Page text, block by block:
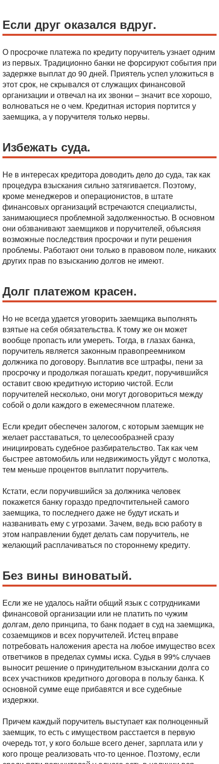
Если друг оказался вдруг.
О просрочке платежа по кредиту поручитель узнает одним
из первых. Традиционно банки не форсируют события при
задержке выплат до 90 дней. Приятель успел уложиться в
этот срок, не скрывался от служащих финансовой
организации и отвечал на их звонки – значит все хорошо,
волноваться не о чем. Кредитная история портится у
заемщика, а у поручителя только нервы.
Избежать суда.
Не в интересах кредитора доводить дело до суда, так как
процедура взыскания сильно затягивается. Поэтому,
кроме менеджеров и операционистов, в штате
финансовых организаций встречаются специалисты,
занимающиеся проблемной задолженностью. В основном
они обзванивают заемщиков и поручителей, объясняя
возможные последствия просрочки и пути решения
проблемы. Работают они только в правовом поле, никаких
других прав по взысканию долгов не имеют.
Долг платежом красен.
Но не всегда удается уговорить заемщика выполнять
взятые на себя обязательства. К тому же он может
вообще пропасть или умереть. Тогда, в глазах банка,
поручитель является законным правопреемником
должника по договору. Выплатив все штрафы, пени за
просрочку и продолжая погашать кредит, поручившийся
оставит свою кредитную историю чистой. Если
поручителей несколько, они могут договориться между
собой о доли каждого в ежемесячном платеже.
Если кредит обеспечен залогом, с которым заемщик не
желает расставаться, то целесообразней сразу
инициировать судебное разбирательство. Так как чем
быстрее автомобиль или недвижимость уйдут с молотка,
тем меньше процентов выплатит поручитель.
Кстати, если поручившийся за должника человек
покажется банку гораздо предпочтительней самого
заемщика, то последнего даже не будут искать и
названивать ему с угрозами. Зачем, ведь всю работу в
этом направлении будет делать сам поручитель, не
желающий расплачиваться по стороннему кредиту.
Без вины виноватый.
Если же не удалось найти общий язык с сотрудниками
финансовой организации или не платить по чужим
долгам, дело принципа, то банк подает в суд на заемщика,
созаемщиков и всех поручителей. Истец вправе
потребовать наложения ареста на любое имущество всех
ответчиков в пределах суммы иска. Судья в 99% случаев
выносит решение о принудительном взыскании долга со
всех участников кредитного договора в пользу банка. К
основной сумме еще прибавятся и все судебные
издержки.
Причем каждый поручитель выступает как полноценный
заемщик, то есть с имуществом расстается в первую
очередь тот, у кого больше всего денег, зарплата или у
кого проще реализовать что-то ценное. Поэтому, если